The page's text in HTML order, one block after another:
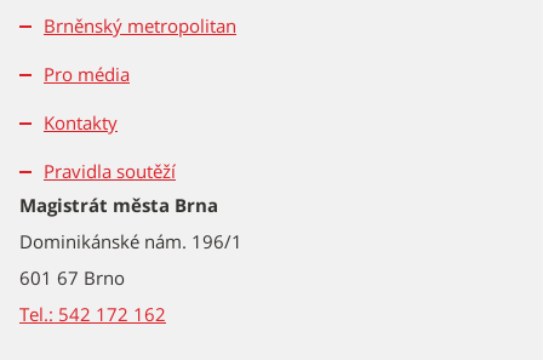
Brněnský metropolitan
Pro média
Kontakty
Pravidla soutěží
Magistrát města Brna
Dominikánské nám. 196/1
601 67 Brno
Tel.: 542 172 162